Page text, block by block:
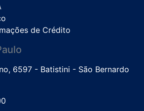
de Crédito
6597 - Batistini - São Bernardo